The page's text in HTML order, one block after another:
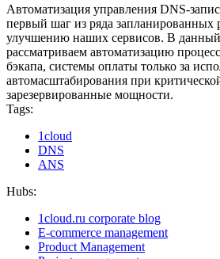
Автоматизация управления DNS-
первый шаг из ряда запланированных
улучшению наших сервисов. В
рассматриваем автоматизацию
бэкапа, системы оплаты только за
автомасштабирования при
зарезервированные мощности.
Tags:
1cloud
DNS
ANS
Hubs:
1cloud.ru corporate blog
E-commerce management
Product Management